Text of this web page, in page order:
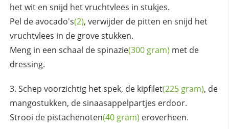
het wit en snijd het vruchtvlees in stukjes.
Pel deavocado's(2), verwijder de pitten en snijd het
vruchtvlees in de grove stukken.
Meng in een schaal despinazie(300 gram) met de
dressing.
Schep voorzichtig het spek, de kipfilet(225 gram), de
mangostukken, de sinaasappelpartjes erdoor.
Strooi de pistachenoten(40 gram) eroverheen.